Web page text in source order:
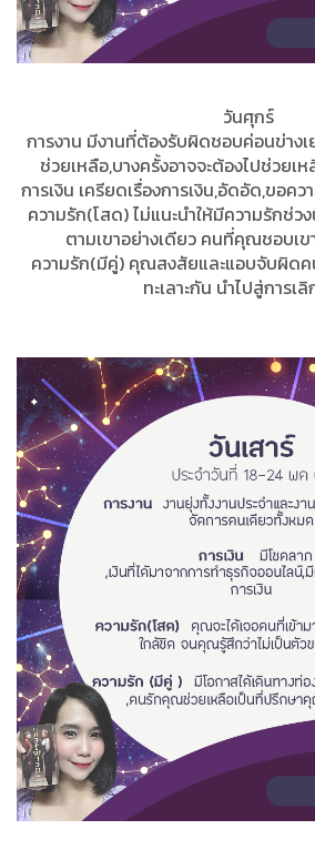
วันศุกร์
การงาน มีงานที่ต้องรับผิดชอบค่อนข่างเ
ช่วยเหลือ,บางครั้งอาจจะต้องไปช่วยเ
การเงิน เครียดเรื่องการเงิน,อัดอัด,ขอค
ความรัก(โสด) ไม่แนะนำให้มีความรักช่ว
ตามเขาอย่างเดียว คนที่คุณชอบเ
ความรัก(มีคู่) คุณสงสัยและแอบจับผิดค
ทะเลาะกัน นำไปสู่การเลิ